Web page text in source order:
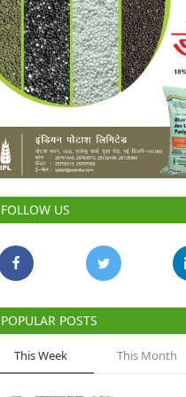
FOLLOW US
POPULAR POSTS
This Week This Month